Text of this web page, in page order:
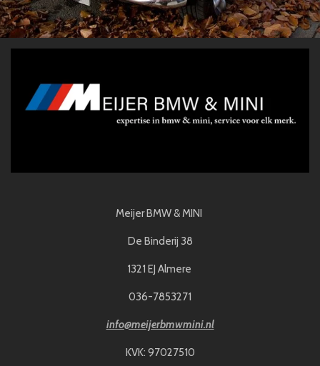
Meijer BMW & MINI
De Binderij 38
1321 EJ Almere
036-7853271
info@meijerbmwmini.nl
KVK: 97027510